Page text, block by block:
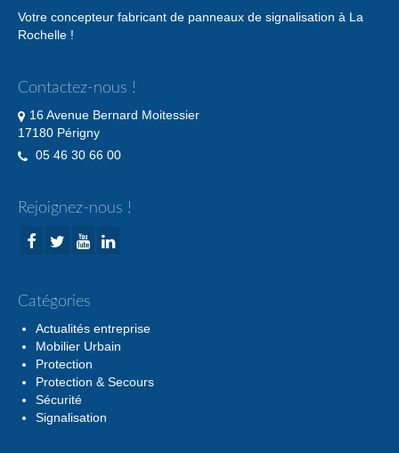
Votre concepteur fabricant de panneaux de signalisation à La
Rochelle !
Contactez-nous !
16 Avenue Bernard Moitessier
17180 Périgny
05 46 30 66 00
Rejoignez-nous !
Catégories
Actualités entreprise
Mobilier Urbain
Protection
Protection & Secours
Sécurité
Signalisation